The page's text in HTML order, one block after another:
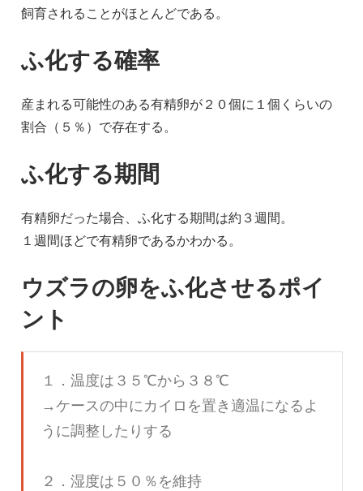
飼育されることがほとんどである。
ふ化する確率
産まれる可能性のある有精卵が２０個に１個くらいの
割合（５％）で存在する。
ふ化する期間
有精卵だった場合、ふ化する期間は約３週間。
１週間ほどで有精卵であるかわかる。
ウズラの卵をふ化させるポイ
ント
１．温度は３５℃から３８℃
→ケースの中にカイロを置き適温になるよ
うに調整したりする
２．湿度は５０％を維持